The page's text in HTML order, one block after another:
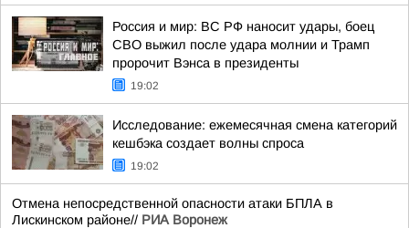
Россия и мир: ВС РФ наносит удары, боец
СВО выжил после удара молнии и Трамп
пророчит Вэнса в президенты
19:02
Исследование: ежемесячная смена категорий
кешбэка создает волны спроса
19:02
Отмена непосредственной опасности атаки БПЛА в
Лискинском районе// РИА Воронеж